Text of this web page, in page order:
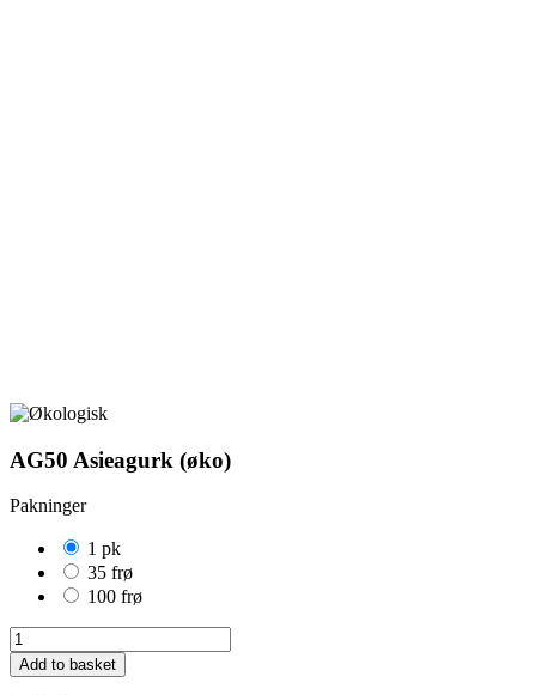
AG50 Asieagurk (øko)
Pakninger
1 pk
35 frø
100 frø
Add to basket